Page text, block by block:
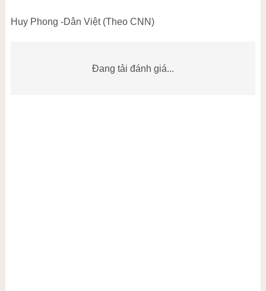
Huy Phong -Dân Việt (Theo CNN)
Đang tải đánh giá...